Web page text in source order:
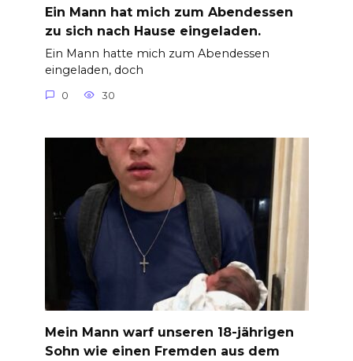
Ein Mann hat mich zum Abendessen
zu sich nach Hause eingeladen.
Ein Mann hatte mich zum Abendessen
eingeladen, doch
0 30
Mein Mann warf unseren 18-jährigen
Sohn wie einen Fremden aus dem